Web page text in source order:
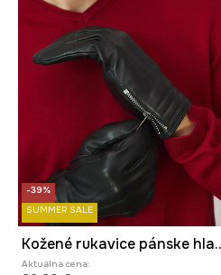
-39%
SUMMER SALE
Kožené
Aktuálna cena: